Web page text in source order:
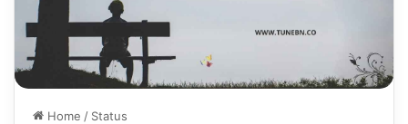
Home / Status